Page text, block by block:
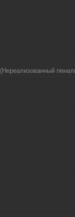
(Нереализованный